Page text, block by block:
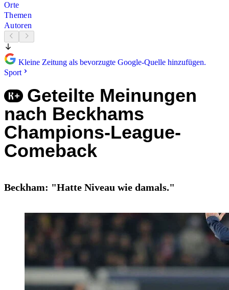
Orte
Themen
Autoren
Kleine Zeitung als bevorzugte Google-Quelle hinzufügen.
Sport
Geteilte Meinungen
nach Beckhams
Champions-League-
Comeback
Beckham: "Hatte Niveau wie damals."